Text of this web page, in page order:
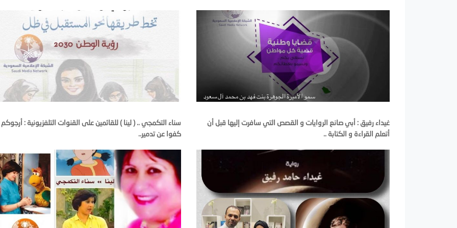
غيداء رفيق : أبي صانع الروايات و القصص التي سافرت إليها قبل أن
أتعلم القراءة و الكتابة ..
سناء التكمجي .. ( لينا ) للقائمين على القنوات التلفزيونية : أرجوكم
كفوا عن تدمير..